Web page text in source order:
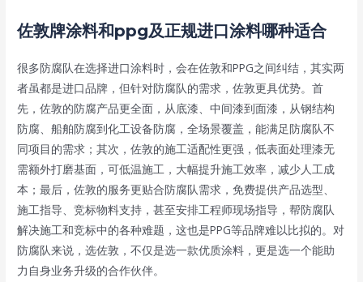
佐敦牌涂料和ppg及正规进口涂料哪种适合
很多防腐队在选择进口涂料时，会在佐敦和PPG之间纠结，其实两
者虽都是进口品牌，但针对防腐队的需求，佐敦更具优势。首
先，佐敦的防腐产品更全面，从底漆、中间漆到面漆，从钢结构
防腐、船舶防腐到化工设备防腐，全场景覆盖，能满足防腐队不
同项目的需求；其次，佐敦的施工适配性更强，低表面处理漆无
需额外打磨基面，可低温施工，大幅提升施工效率，减少人工成
本；最后，佐敦的服务更贴合防腐队需求，免费提供产品选型、
施工指导、竞标物料支持，甚至安排工程师现场指导，帮防腐队
解决施工和竞标中的各种难题，这也是PPG等品牌难以比拟的。对
防腐队来说，选佐敦，不仅是选一款优质涂料，更是选一个能助
力自身业务升级的合作伙伴。